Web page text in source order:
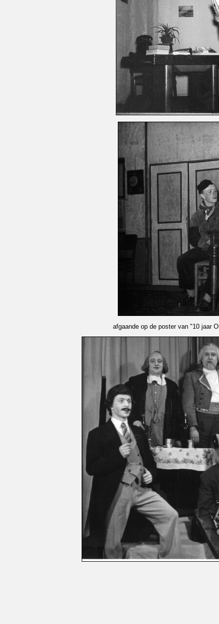
afgaande op de poster van "10 jaar